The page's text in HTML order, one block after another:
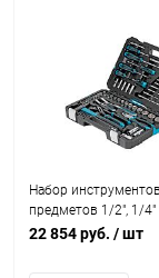
Набор
предметов 1/2", 1/4"
22 854 руб. / шт